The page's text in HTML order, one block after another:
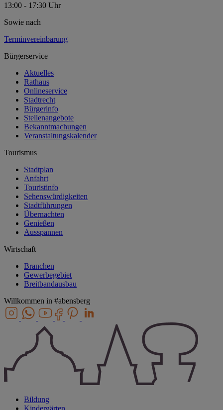
13:00 - 17:30 Uhr
Sowie nach
Terminvereinbarung
Bürgerservice
Aktuelles
Rathaus
Onlineservice
Stadtrecht
Bürgerinfo
Stellenangebote
Bekanntmachungen
Veranstaltungskalender
Tourismus
Stadtplan
Anfahrt
Touristinfo
Sehenswürdigkeiten
Stadtführungen
Übernachten
Genießen
Ausspannen
Wirtschaft
Branchen
Gewerbegebiet
Breitbandausbau
Willkommen in #abensberg
Bildung
Kindergärten